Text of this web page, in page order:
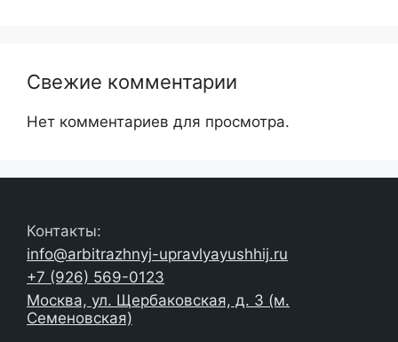
Свежие комментарии
Нет комментариев для просмотра.
Контакты:
info@arbitrazhnyj-upravlyayushhij.ru
+7 (926) 569-0123
Москва, ул. Щербаковская, д. 3 (м.
Семеновская)